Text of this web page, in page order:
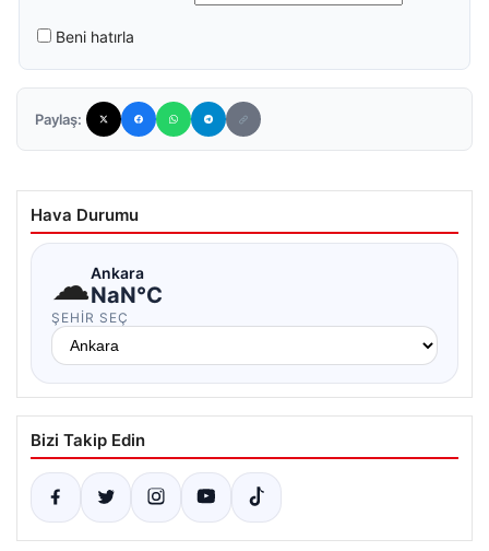
Beni hatırla
Paylaş:
Hava Durumu
☁Ankara
NaN°C
ŞEHIR SEÇ
Bizi Takip Edin